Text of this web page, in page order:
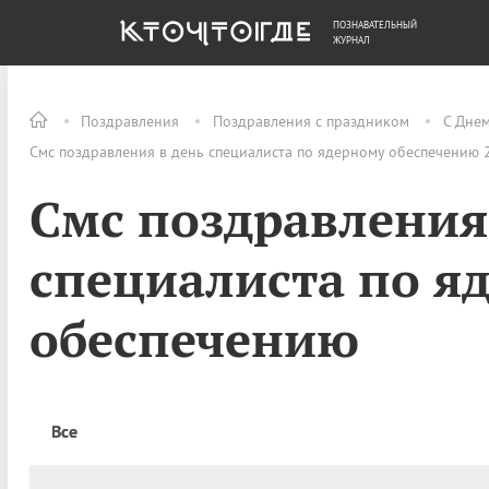
Поздравления Поздравления с праздником
С
Смс поздравления в день специалиста по ядерному обеспечению
Смс
специалиста по
обеспечению
Все
ОБЩЕСТВО ДЕНЬГИ
ПОЗНАВАТЕЛЬНЫЙ
ЖУРНАЛ